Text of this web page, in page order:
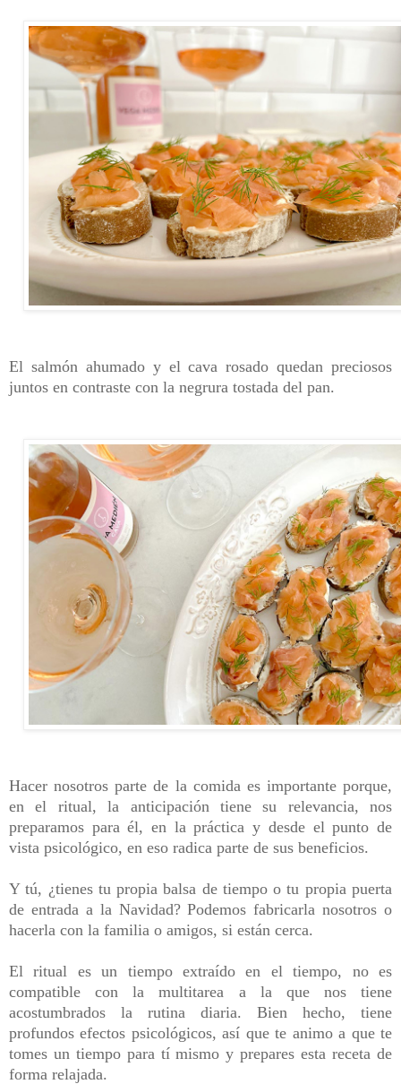
El salmón ahumado y el cava rosado quedan preciosos
juntos en contraste con la negrura tostada del pan.
Hacer nosotros parte de la comida es importante porque,
en el ritual, la anticipación tiene su relevancia, nos
preparamos para él, en la práctica y desde el punto de
vista psicológico, en eso radica parte de sus beneficios.
Y tú, ¿tienes tu propia balsa de tiempo o tu propia puerta
de entrada a la Navidad? Podemos fabricarla nosotros o
hacerla con la familia o amigos, si están cerca.
El ritual es un tiempo extraído en el tiempo, no es
compatible con la multitarea a la que nos tiene
acostumbrados la rutina diaria. Bien hecho, tiene
profundos efectos psicológicos, así que te animo a que te
tomes un tiempo para tí mismo y prepares esta receta de
forma relajada.